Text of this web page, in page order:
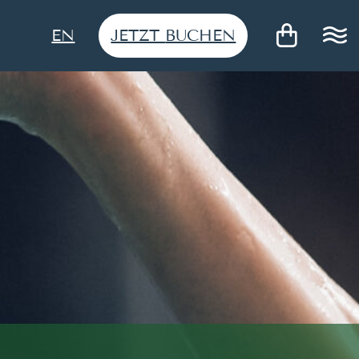
EN JETZT BUCHEN